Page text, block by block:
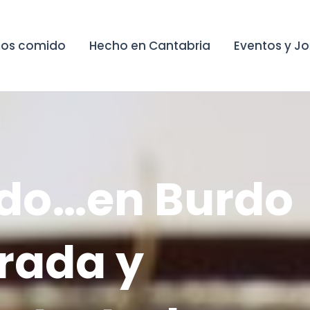
comido Hecho en Cantabria Eventos y
Burdo
y